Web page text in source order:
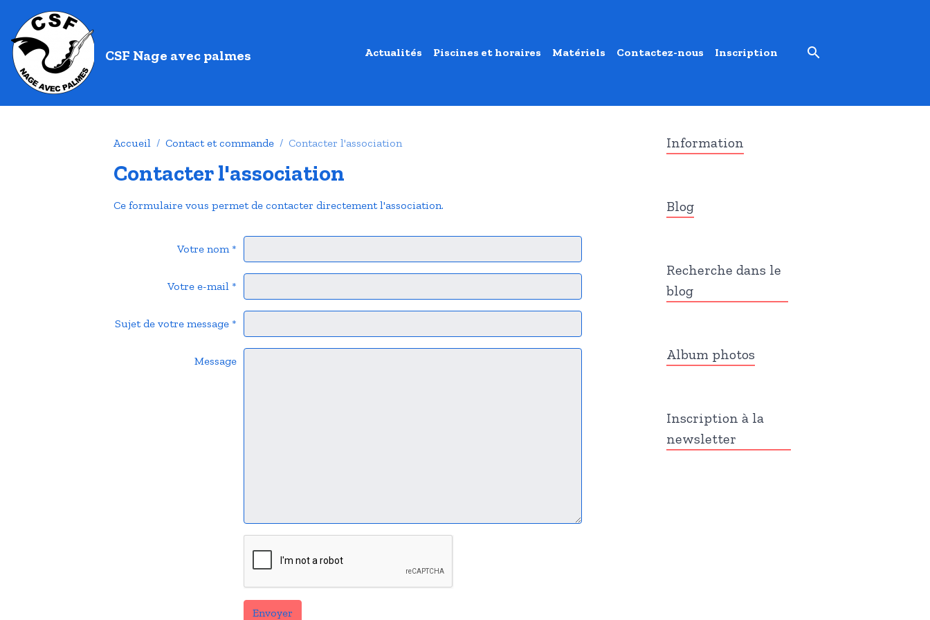
CSF Nage avec palmes Actualités Piscines et horaires Matériels Contactez-nous Inscription
Accueil Contact et commande Contacter l'association
Contacter l'association
Ce formulaire vous permet de contacter directement l'association.
Votre nom
Votre e-mail
Sujet de votre message
Message
Envoyer
Information
Blog
Recherche dans le
blog
Album photos
Inscription à la
newsletter